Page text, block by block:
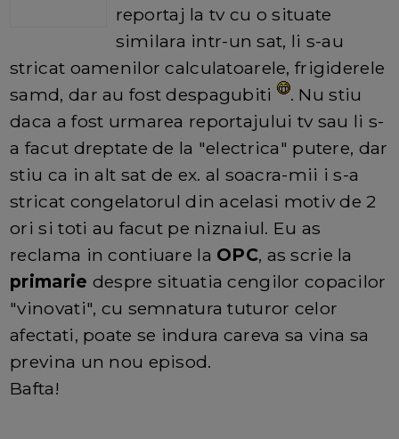
reportaj la tv cu o situate
similara intr-un sat, li s-au
stricat oamenilor calculatoarele, frigiderele
samd, dar au fost despagubiti
. Nu stiu
daca a fost urmarea reportajului tv sau li s-
a facut dreptate de la "electrica" putere, dar
stiu ca in alt sat de ex. al soacra-mii i s-a
stricat congelatorul din acelasi motiv de 2
ori si toti au facut pe niznaiul. Eu as
reclama in contiuare la OPC, as scrie la
primarie despre situatia cengilor copacilor
"vinovati", cu semnatura tuturor celor
afectati, poate se indura careva sa vina sa
previna un nou episod.
Bafta!